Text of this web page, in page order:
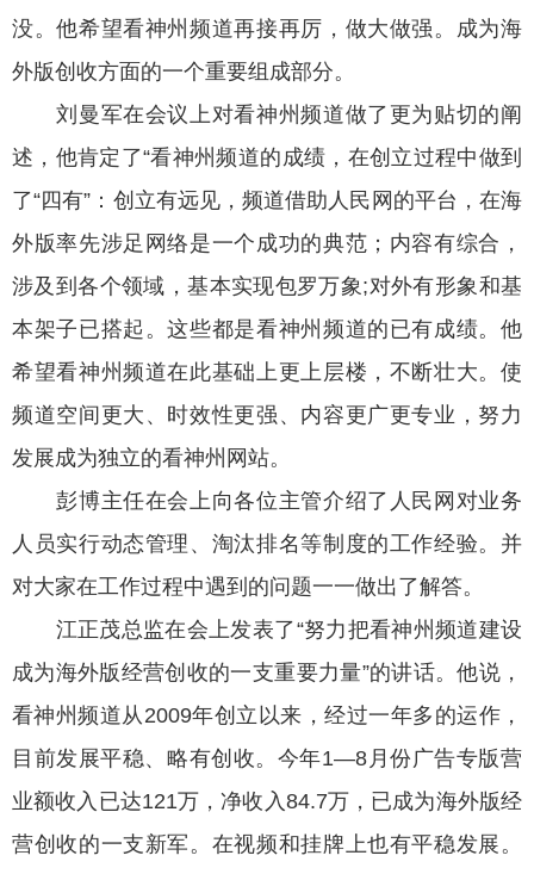
没。他希望看神州频道再接再厉，做大做强。成为海
外版创收方面的一个重要组成部分。
刘曼军在会议上对看神州频道做了更为贴切的阐
述，他肯定了“看神州频道的成绩，在创立过程中做到
了“四有”：创立有远见，频道借助人民网的平台，在海
外版率先涉足网络是一个成功的典范；内容有综合，
涉及到各个领域，基本实现包罗万象;对外有形象和基
本架子已搭起。这些都是看神州频道的已有成绩。他
希望看神州频道在此基础上更上层楼，不断壮大。使
频道空间更大、时效性更强、内容更广更专业，努力
发展成为独立的看神州网站。
彭博主任在会上向各位主管介绍了人民网对业务
人员实行动态管理、淘汰排名等制度的工作经验。并
对大家在工作过程中遇到的问题一一做出了解答。
江正茂总监在会上发表了“努力把看神州频道建设
成为海外版经营创收的一支重要力量”的讲话。他说，
看神州频道从2009年创立以来，经过一年多的运作，
目前发展平稳、略有创收。今年1—8月份广告专版营
业额收入已达121万，净收入84.7万，已成为海外版经
营创收的一支新军。在视频和挂牌上也有平稳发展。